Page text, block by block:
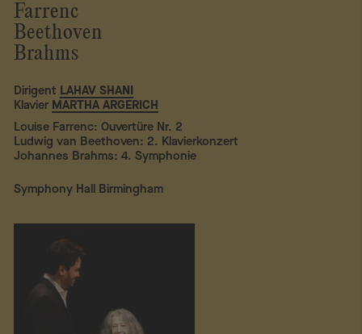
Farrenc
Beethoven
Brahms
Dirigent LAHAV SHANI
Klavier MARTHA ARGERICH
Louise Farrenc: Ouvertüre Nr. 2
Ludwig van Beethoven: 2. Klavierkonzert
Johannes Brahms: 4. Symphonie
Symphony Hall Birmingham